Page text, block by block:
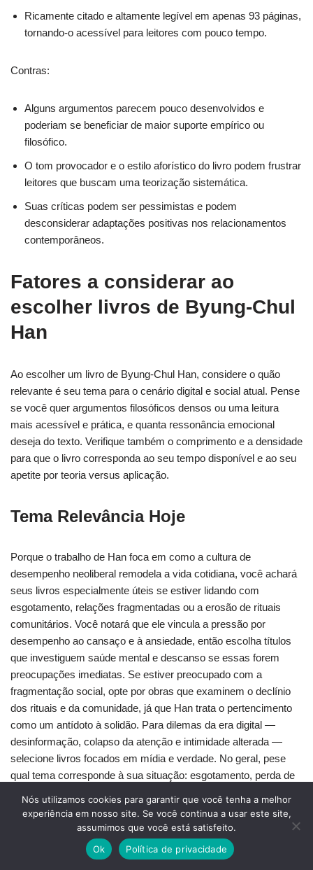
Ricamente citado e altamente legível em apenas 93 páginas,
tornando-o acessível para leitores com pouco tempo.
Contras:
Alguns argumentos parecem pouco desenvolvidos e
poderiam se beneficiar de maior suporte empírico ou
filosófico.
O tom provocador e o estilo aforístico do livro podem frustrar
leitores que buscam uma teorização sistemática.
Suas críticas podem ser pessimistas e podem
desconsiderar adaptações positivas nos relacionamentos
contemporâneos.
Fatores a considerar ao
escolher livros de Byung-Chul
Han
Ao escolher um livro de Byung-Chul Han, considere o quão
relevante é seu tema para o cenário digital e social atual. Pense
se você quer argumentos filosóficos densos ou uma leitura
mais acessível e prática, e quanta ressonância emocional
deseja do texto. Verifique também o comprimento e a densidade
para que o livro corresponda ao seu tempo disponível e ao seu
apetite por teoria versus aplicação.
Tema Relevância Hoje
Porque o trabalho de Han foca em como a cultura de
desempenho neoliberal remodela a vida cotidiana, você achará
seus livros especialmente úteis se estiver lidando com
esgotamento, relações fragmentadas ou a erosão de rituais
comunitários. Você notará que ele vincula a pressão por
desempenho ao cansaço e à ansiedade, então escolha títulos
que investiguem saúde mental e descanso se essas forem
preocupações imediatas. Se estiver preocupado com a
fragmentação social, opte por obras que examinem o declínio
dos rituais e da comunidade, já que Han trata o pertencimento
como um antídoto à solidão. Para dilemas da era digital —
desinformação, colapso da atenção e intimidade alterada —
selecione livros focados em mídia e verdade. No geral, pese
qual tema corresponde à sua situação: esgotamento, perda de
os diagnósticos concisos de Han mais acionáveis para você.
Nível de Profundidade Filosófica
Nós utilizamos cookies para garantir que você tenha a melhor
experiência em nosso site. Se você continua a usar este site,
assumimos que você está satisfeito.
Ok
Política de privacidade